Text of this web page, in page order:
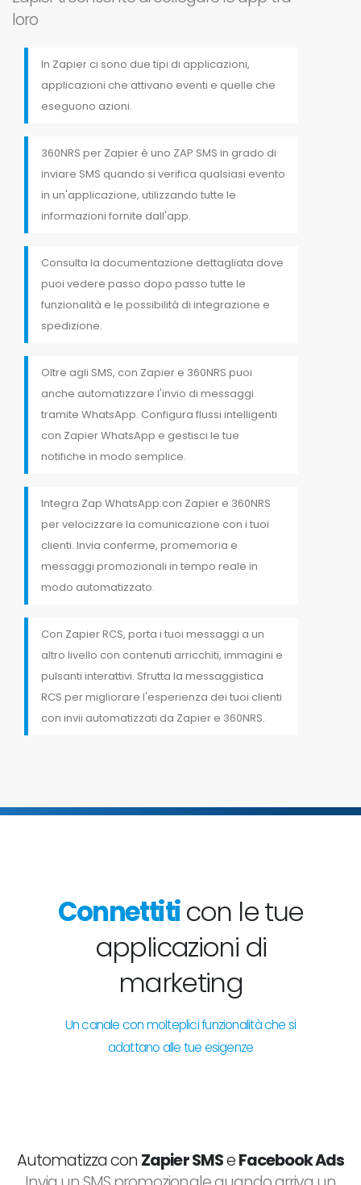
loro
In Zapier ci sono due tipi di applicazioni,
applicazioni che attivano eventi e quelle che
eseguono azioni.
360NRS per Zapier è uno ZAP SMS in grado di
inviare SMS quando si verifica qualsiasi evento
in un'applicazione, utilizzando tutte le
informazioni fornite dall'app.
Consulta la documentazione dettagliata dove
puoi vedere passo dopo passo tutte le
funzionalità e le possibilità di integrazione e
spedizione.
Oltre agli SMS, con Zapier e 360NRS puoi
anche automatizzare l'invio di messaggi
tramite WhatsApp. Configura flussi intelligenti
con Zapier WhatsApp e gestisci le tue
notifiche in modo semplice.
Integra Zap WhatsApp con Zapier e 360NRS
per velocizzare la comunicazione con i tuoi
clienti. Invia conferme, promemoria e
messaggi promozionali in tempo reale in
modo automatizzato.
Con Zapier RCS, porta i tuoi messaggi a un
altro livello con contenuti arricchiti, immagini e
pulsanti interattivi. Sfrutta la messaggistica
RCS per migliorare l'esperienza dei tuoi clienti
con invii automatizzati da Zapier e 360NRS.
Connettiticon le tue
applicazioni di
marketing
Un canale con molteplici funzionalità che si
adattano alle tue esigenze
Automatizza con Zapier SMSeFacebook Ads